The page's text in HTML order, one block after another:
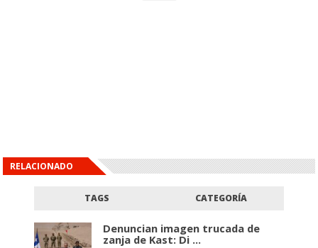
RELACIONADO
TAGS CATEGORÍA
Denuncian imagen trucada de
zanja de Kast: Di ...